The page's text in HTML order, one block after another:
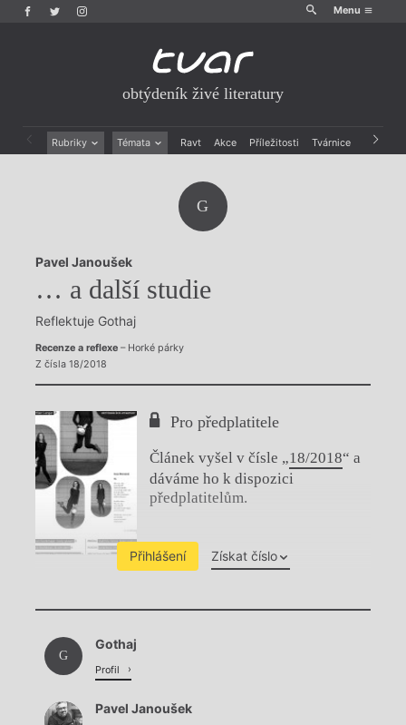
Menu
obtýdeník živé literatury
Rubriky Témata Ravt Akce Příležitosti Tvárnice Archiv
Rozhovory
Dokument
Výroční ceny
G
Pavel Janoušek
… a další studie
Reflektuje Gothaj
Recenze a reflexe– Horké párky
Z čísla 18/2018
Pro předplatitele
Článek vyšel v čísle „18/2018“ a
dáváme ho k dispozici
předplatitelům.
Přihlášení Získat číslo
Chviličku.
G
Gothaj
Profil
Pavel Janoušek